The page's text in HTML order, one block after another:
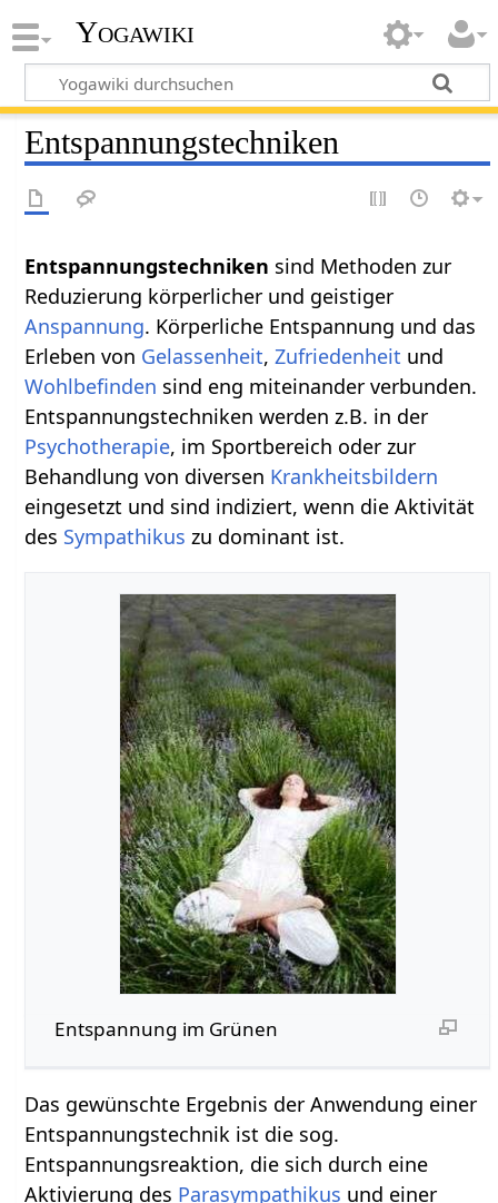
Yogawiki
Entspannungstechniken
Entspannungstechniken sind Methoden zur
Reduzierung körperlicher und geistiger
Anspannung. Körperliche Entspannung und das
Erleben von Gelassenheit,Zufriedenheit und
Wohlbefinden sind eng miteinander verbunden.
Entspannungstechniken werden z.B. in der
Psychotherapie, im Sportbereich oder zur
Behandlung von diversen Krankheitsbildern
eingesetzt und sind indiziert, wenn die Aktivität
des Sympathikus zu dominant ist.
Entspannung im Grünen
Das gewünschte Ergebnis der Anwendung einer
Entspannungstechnik ist die sog.
Entspannungsreaktion, die sich durch eine
Aktivierung des Parasympathikus und einer